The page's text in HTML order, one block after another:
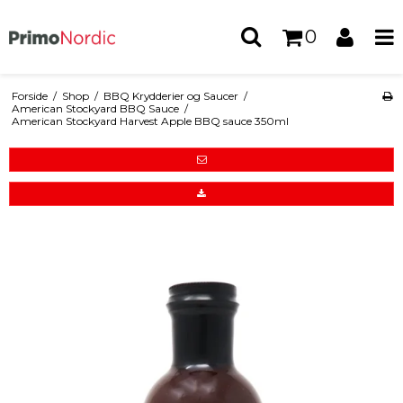
0
Forside / Shop / BBQ Krydderier og Saucer /
American Stockyard BBQ Sauce /
American Stockyard Harvest Apple BBQ sauce 350ml